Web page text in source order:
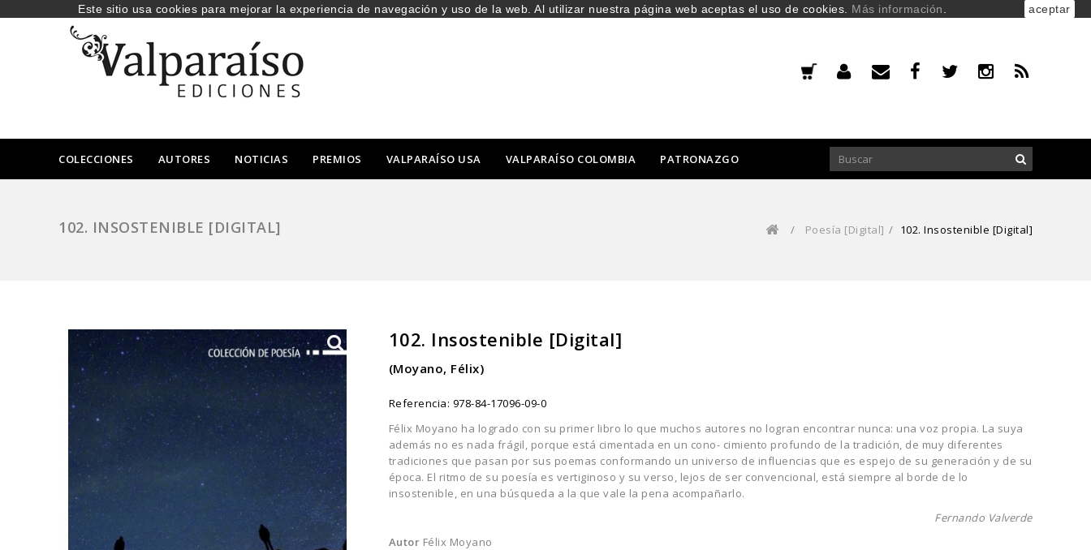
COLECCIONES AUTORES NOTICIAS PREMIOS VALPARAÍSO USA VALPARAÍSO COLOMBIA PATRONAZGO
102. INSOSTENIBLE [DIGITAL] / Poesía [Digital] / 102. Insostenible [Digital]
102. Insostenible [Digital]
(Moyano, Félix)
Referencia: 978-84-17096-09-0
Félix Moyano ha logrado con su primer libro lo que muchos autores no logran encontrar nunca: una voz propia. La suya
además no es nada frágil, porque está cimentada en un cono- cimiento profundo de la tradición, de muy diferentes
tradiciones que pasan por sus poemas conformando un universo de influencias que es espejo de su generación y de su
época. El ritmo de su poesía es vertiginoso y su verso, lejos de ser convencional, está siempre al borde de lo
insostenible, en una búsqueda a la que vale la pena acompañarlo.
Fernando Valverde
Autor Félix Moyano
Este sitio usa cookies para mejorar la experiencia de navegación y uso de la web. Al utilizar nuestra página web aceptas el uso de cookies. Más información aceptar